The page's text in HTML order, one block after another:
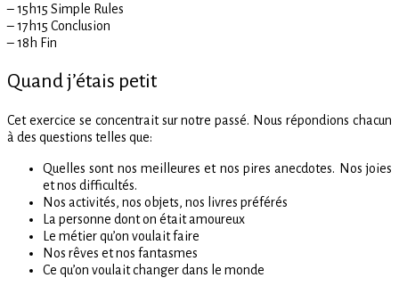
– 15h15 Simple Rules
– 17h15 Conclusion
– 18h Fin
Quand j’étais petit
Cet exercice se concentrait sur notre passé. Nous répondions chacun
à des questions telles que:
Quelles sont nos meilleures et nos pires anecdotes. Nos joies
et nos difficultés.
Nos activités, nos objets, nos livres préférés
La personne dont on était amoureux
Le métier qu’on voulait faire
Nos rêves et nos fantasmes
Ce qu’on voulait changer dans le monde